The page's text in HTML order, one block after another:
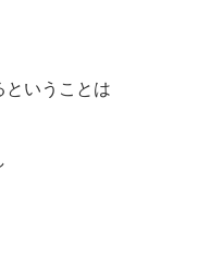
いうことは